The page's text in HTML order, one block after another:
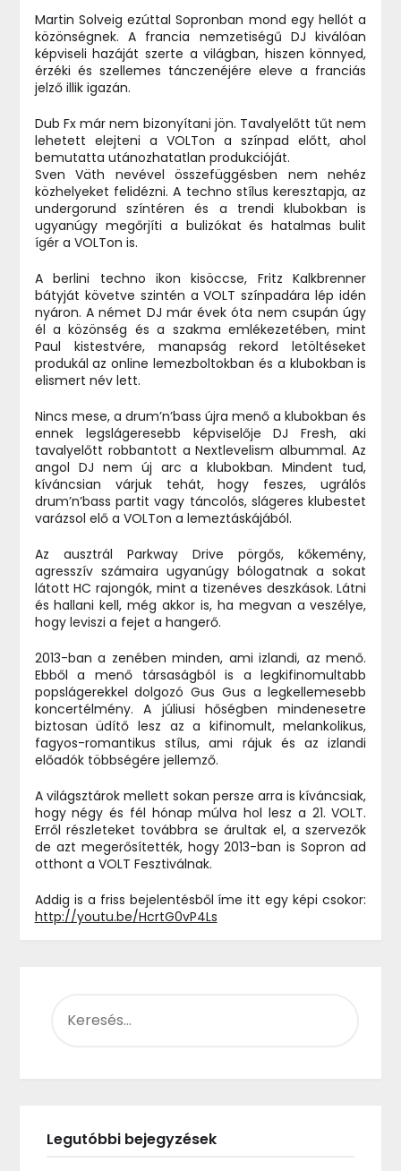
Martin Solveig ezúttal Sopronban mond egy hellót a
közönségnek. A francia nemzetiségű DJ kiválóan
képviseli hazáját szerte a világban, hiszen könnyed,
érzéki és szellemes tánczenéjére eleve a franciás
jelző illik igazán.
Dub Fx már nem bizonyítani jön. Tavalyelőtt tűt nem
lehetett elejteni a VOLTon a színpad előtt, ahol
bemutatta utánozhatatlan produkcióját.
Sven Väth nevével összefüggésben nem nehéz
közhelyeket felidézni. A techno stílus keresztapja, az
undergorund színtéren és a trendi klubokban is
ugyanúgy megőrjíti a bulizókat és hatalmas bulit
ígér a VOLTon is.
A berlini techno ikon kisöccse, Fritz Kalkbrenner
bátyját követve szintén a VOLT színpadára lép idén
nyáron. A német DJ már évek óta nem csupán úgy
él a közönség és a szakma emlékezetében, mint
Paul kistestvére, manapság rekord letöltéseket
produkál az online lemezboltokban és a klubokban is
elismert név lett.
Nincs mese, a drum’n’bass újra menő a klubokban és
ennek legslágeresebb képviselője DJ Fresh, aki
tavalyelőtt robbantott a Nextlevelism albummal. Az
angol DJ nem új arc a klubokban. Mindent tud,
kíváncsian várjuk tehát, hogy feszes, ugrálós
drum’n’bass partit vagy táncolós, slágeres klubestet
varázsol elő a VOLTon a lemeztáskájából.
Az ausztrál Parkway Drive pörgős, kőkemény,
agresszív számaira ugyanúgy bólogatnak a sokat
látott HC rajongók, mint a tizenéves deszkások. Látni
és hallani kell, még akkor is, ha megvan a veszélye,
hogy leviszi a fejet a hangerő.
2013-ban a zenében minden, ami izlandi, az menő.
Ebből a menő társaságból is a legkifinomultabb
popslágerekkel dolgozó Gus Gus a legkellemesebb
koncertélmény. A júliusi hőségben mindenesetre
biztosan üdítő lesz az a kifinomult, melankolikus,
fagyos-romantikus stílus, ami rájuk és az izlandi
előadók többségére jellemző.
A világsztárok mellett sokan persze arra is kíváncsiak,
hogy négy és fél hónap múlva hol lesz a 21. VOLT.
Erről részleteket továbbra se árultak el, a szervezők
de azt megerősítették, hogy 2013-ban is Sopron ad
otthont a VOLT Fesztiválnak.
Addig is a friss bejelentésből íme itt egy képi csokor:
http://youtu.be/HcrtG0vP4Ls
Legutóbbi bejegyzések